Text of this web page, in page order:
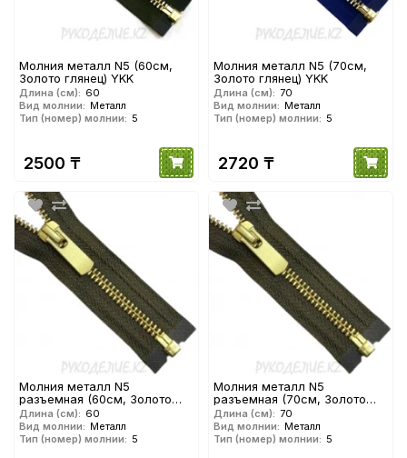
Молния металл N5 (60см,
Золото глянец) YKK
Длина (см): 60
Вид молнии: Металл
Тип (номер) молнии: 5
2500 ₸
Молния металл N5 (70см,
Золото глянец) YKK
Длина (см): 70
Вид молнии: Металл
Тип (номер) молнии: 5
2720 ₸
Молния металл N5
разъемная (60см, Золото
матовое) YKK
Длина (см): 60
Вид молнии: Металл
Тип (номер) молнии: 5
Молния металл N5
разъемная (70см, Золото
матовое) YKK
Длина (см): 70
Вид молнии: Металл
Тип (номер) молнии: 5